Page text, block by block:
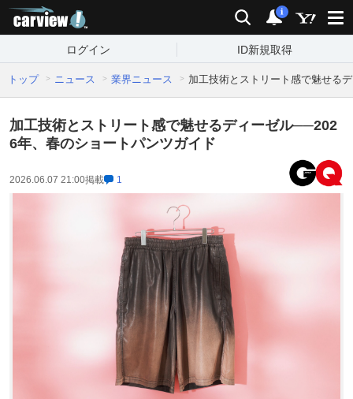
検索 通知
i
ログイン ID新規取得
トップ ニュース 業界ニュース 加工技術とストリート感で魅せる
加工技術とストリート感で魅せるディーゼル──202
6年、春のショートパンツガイド
2026.06.07 21:00掲載 1